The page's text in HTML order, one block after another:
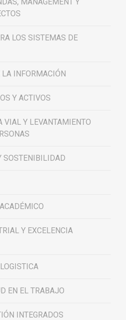
LOS SISTEMAS DE
INFORMACIÓN
Y ACTIVOS
VIAL Y LEVANTAMIENTO
SOSTENIBILIDAD
Y EXCELENCIA
EN EL TRABAJO
INTEGRADOS